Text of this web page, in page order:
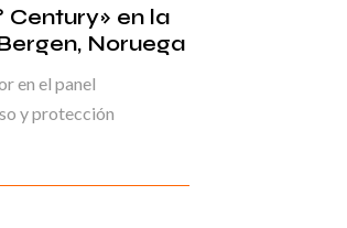
Century» en la
Noruega
en el panel
y protección